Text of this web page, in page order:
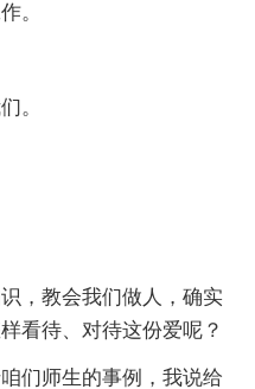
。
。
，教会我们做人，确实
看待、对待这份爱呢？
们师生的事例，我说给